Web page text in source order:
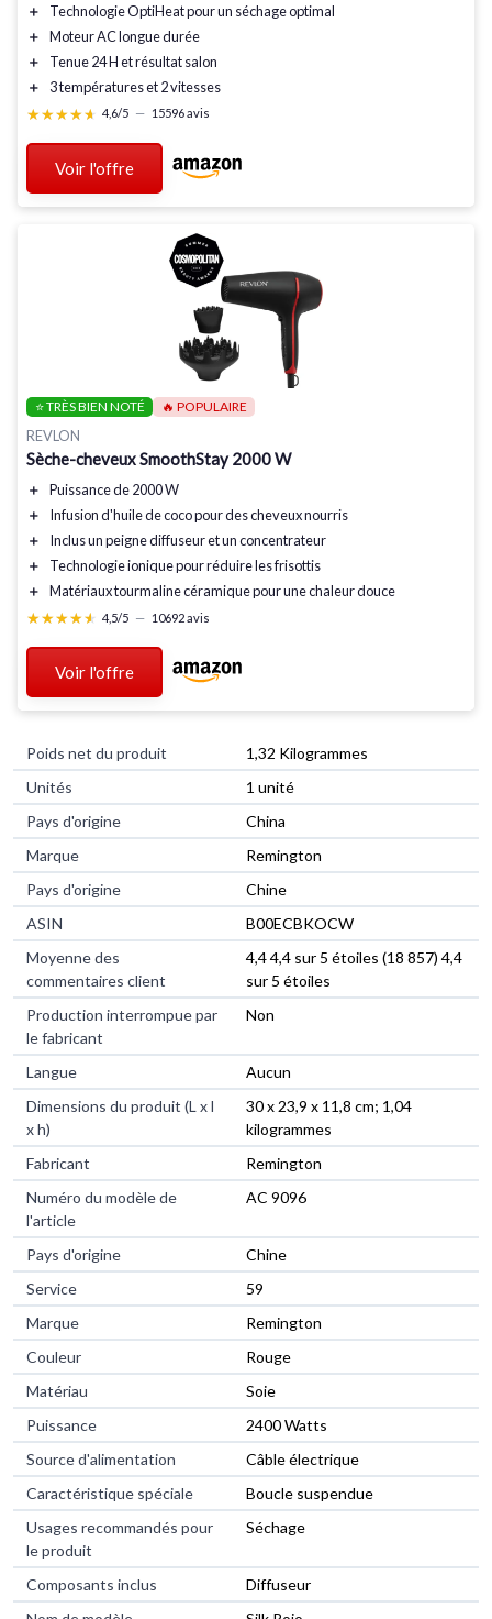
＋
Technologie OptiHeatpour un séchage optimal
＋
MoteurAC longue durée
＋
Tenue24 Het résultat salon
＋
3 températures et 2 vitesses
★★★★★
★★★★★ 4,6/5 — 15596 avis
Voir l'offre
⭐ TRÈS BIEN NOTÉ 🔥 POPULAIRE
REVLON
Sèche-cheveux SmoothStay 2000 W
＋ Puissance de2000 W
＋
Infusion d'huile de cocopour des cheveux nourris
＋
Inclus unpeigne diffuseuret unconcentrateur
＋
Technologieioniquepour réduire les frisottis
＋
Matériauxtourmaline céramiquepour une chaleur douce
★★★★★
★★★★★ 4,5/5 — 10692 avis
Voir l'offre
Poids net du produit
‎1,32 Kilogrammes
Unités
‎1 unité
Pays d'origine
‎China
Marque
‎Remington
Pays d'origine
‎Chine
ASIN
B00ECBKOCW
Moyenne des
commentaires client
4,4 4,4 sur 5 étoiles (18 857) 4,4
sur 5 étoiles
Production interrompue par
le fabricant
Non
Langue
Aucun
Dimensions du produit (L x l
x h)
30 x 23,9 x 11,8 cm; 1,04
kilogrammes
Fabricant
Remington
Numéro du modèle de
l'article
AC 9096
Pays d'origine
Chine
Service
59
Marque
Remington
Couleur
Rouge
Matériau
Soie
Puissance
2400 Watts
Source d'alimentation
Câble électrique
Caractéristique spéciale
Boucle suspendue
Usages recommandés pour
le produit
Séchage
Composants inclus
Diffuseur